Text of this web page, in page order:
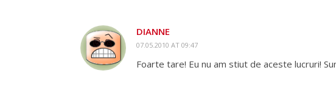
DIANNE
07.05.2010 AT 09:47
Foarte tare! Eu nu am stiut de aceste lucruri!